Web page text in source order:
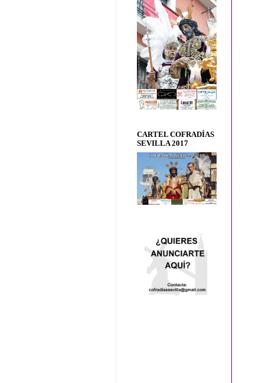
CARTEL COFRADÍAS
SEVILLA 2017